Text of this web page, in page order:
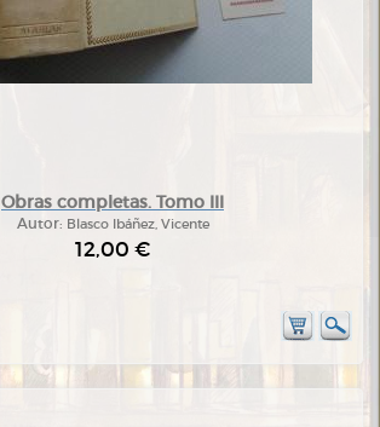
Obras completas. Tomo III
Autor: Blasco Ibáñez, Vicente
12,00 €